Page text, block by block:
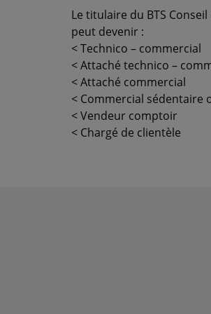
Le titulaire du BTS
peut devenir :
< Technico – commercial
< Attaché technico –
< Attaché commercial
< Commercial sédentaire
< Vendeur comptoir
< Chargé de clientèle